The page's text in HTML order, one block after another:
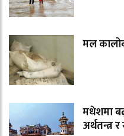
मल
मधेशमा
अर्थतन्त्र